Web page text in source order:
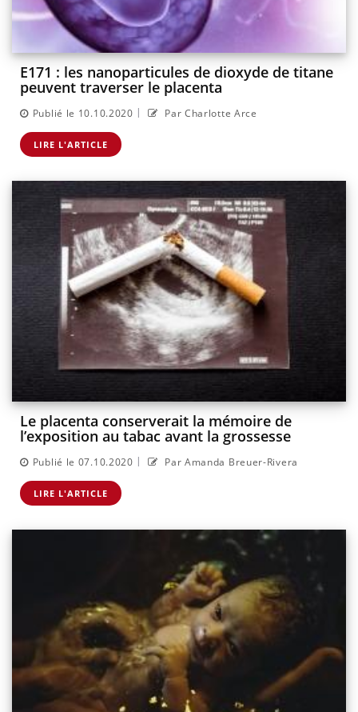
E171 : les nanoparticules de dioxyde de titane
peuvent traverser le placenta
Publié le 10.10.2020 | Par Charlotte Arce
LIRE L'ARTICLE
Le placenta conserverait la mémoire de
l’exposition au tabac avant la grossesse
Publié le 07.10.2020 | Par Amanda Breuer-Rivera
LIRE L'ARTICLE